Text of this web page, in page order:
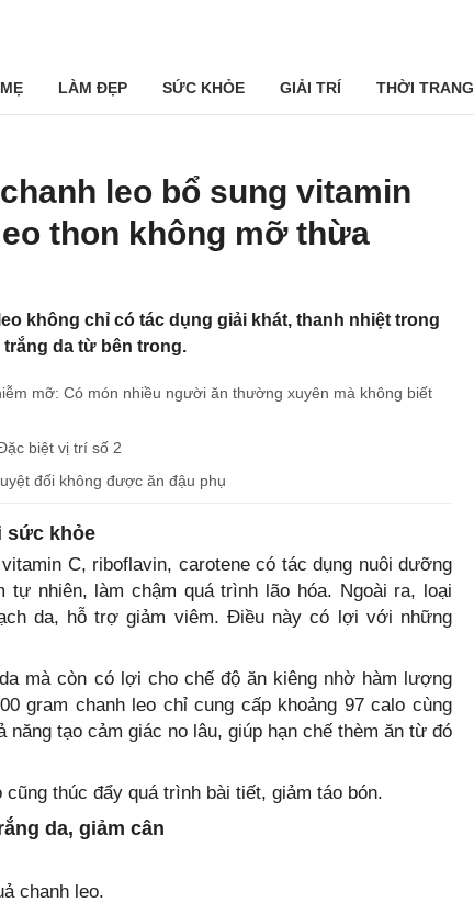
LÀM ĐẸP SỨC KHỎE GIẢI TRÍ THỜI TRANG
leo bổ sung vitamin
thon không mỡ thừa
không chỉ có tác dụng giải khát, thanh nhiệt trong
trắng da từ bên trong.
mỡ: Có món nhiều người ăn thường xuyên mà không biết
biệt vị trí số 2
đối không được ăn đậu phụ
sức khỏe
C, riboflavin, carotene có tác dụng nuôi dưỡng
tự nhiên, làm chậm quá trình lão hóa. Ngoài ra, loại
da, hỗ trợ giảm viêm. Điều này có lợi với những
mà còn có lợi cho chế độ ăn kiêng nhờ hàm lượng
gram chanh leo chỉ cung cấp khoảng 97 calo cùng
tạo cảm giác no lâu, giúp hạn chế thèm ăn từ đó
thúc đẩy quá trình bài tiết, giảm táo bón.
da, giảm cân
chanh leo.